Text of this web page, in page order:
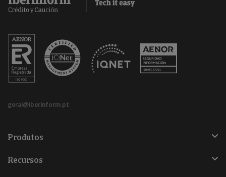
geral@iberinform.pt
Produtos
Recursos